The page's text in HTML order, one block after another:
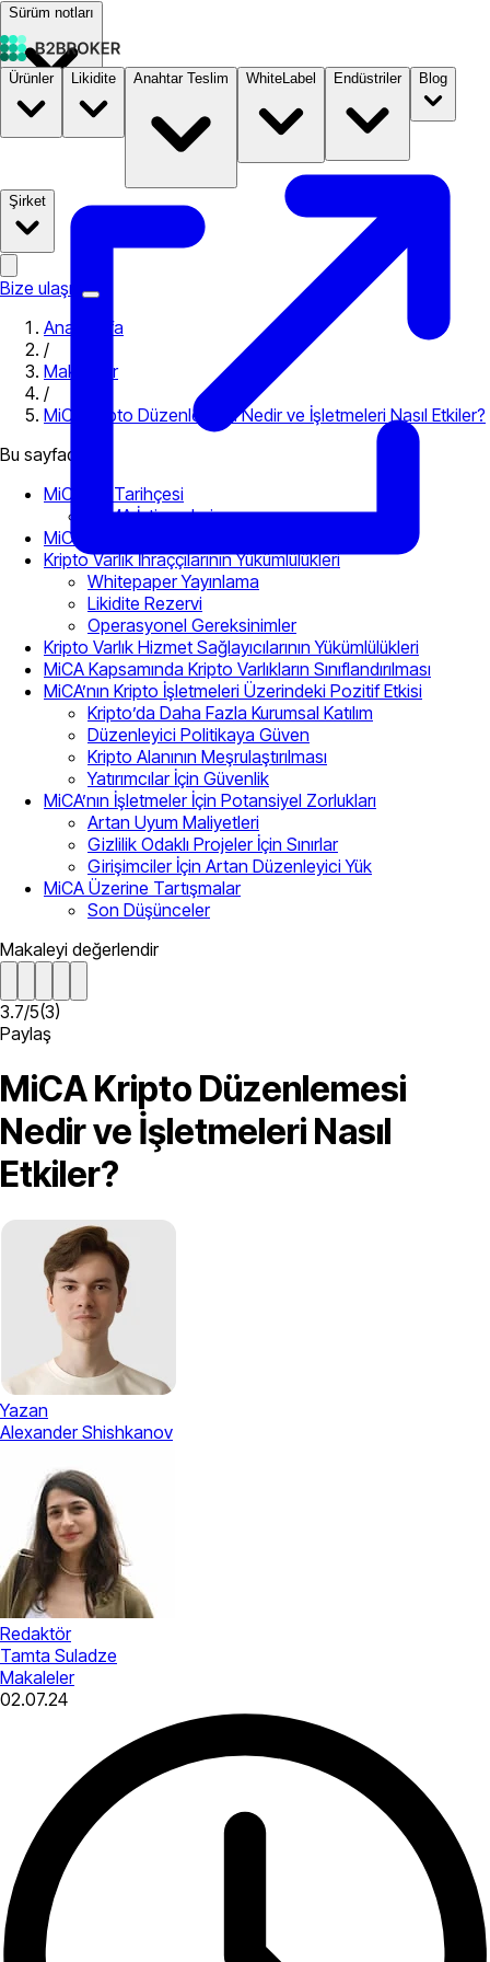
Sürüm notları
Dokümantasyon Fiyatlandırma B2STORE
Ürünler Likidite Anahtar Teslim WhiteLabel Endüstriler Blog
Şirket
Bize ulaşın
Ana Sayfa
/
Makaleler
/
MiCA Kripto Düzenlemesi Nedir ve İşletmeleri Nasıl Etkiler?
Bu sayfada
MiCA’nın Tarihçesi
ESMA İstişareleri
MiCA’nın Kapsamı ve Hedefleri
Kripto Varlık İhraççılarının Yükümlülükleri
Whitepaper Yayınlama
Likidite Rezervi
Operasyonel Gereksinimler
Kripto Varlık Hizmet Sağlayıcılarının Yükümlülükleri
MiCA Kapsamında Kripto Varlıkların Sınıflandırılması
MiCA’nın Kripto İşletmeleri Üzerindeki Pozitif Etkisi
Kripto’da Daha Fazla Kurumsal Katılım
Düzenleyici Politikaya Güven
Kripto Alanının Meşrulaştırılması
Yatırımcılar İçin Güvenlik
MiCA’nın İşletmeler İçin Potansiyel Zorlukları
Artan Uyum Maliyetleri
Gizlilik Odaklı Projeler İçin Sınırlar
Girişimciler İçin Artan Düzenleyici Yük
MiCA Üzerine Tartışmalar
Son Düşünceler
Makaleyi değerlendir
3.7/5(3)
Paylaş
MiCA Kripto Düzenlemesi
Nedir ve İşletmeleri Nasıl
Etkiler?
Yazan
Alexander Shishkanov
Redaktör
Tamta Suladze
Makaleler
02.07.24